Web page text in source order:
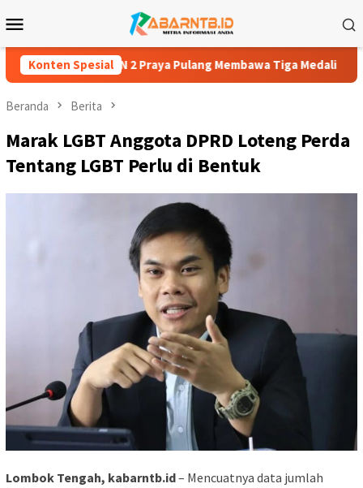
ke
Mobile
Konten Spesial
2 Praya Pulang Membawa Tiga Medali Zaki Hardi: 277
Beranda Berita
Marak LGBT Anggota DPRD Loteng Perda
Tentang LGBT Perlu di Bentuk
Lombok Tengah, kabarntb.id– Mencuatnya data jumlah